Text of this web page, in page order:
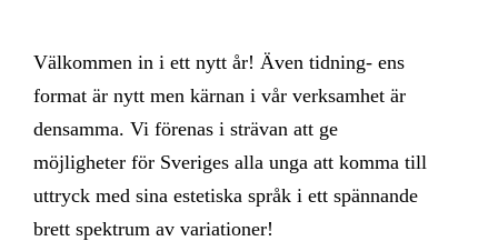
Välkommen in i ett nytt år! Även tidning- ens
format är nytt men kärnan i vår verksamhet är
densamma. Vi förenas i strävan att ge
möjligheter för Sveriges alla unga att komma till
uttryck med sina estetiska språk i ett spännande
brett spektrum av variationer!